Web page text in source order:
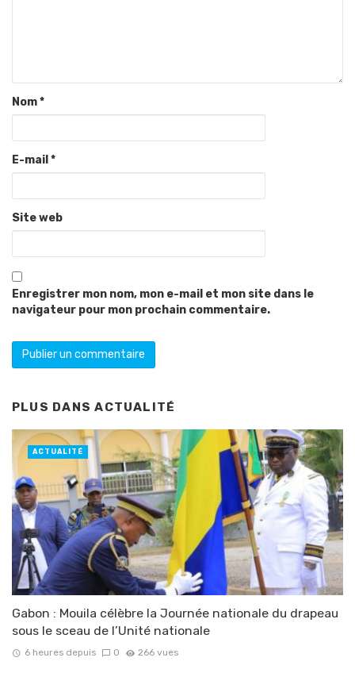
Nom*
E-mail *
Site web
Enregistrer mon nom, mon e-mail et mon site dans le
navigateur pour mon prochain commentaire.
PLUS DANSACTUALITÉ
Gabon : Mouila célèbre la Journée nationale du drapeau
sous le sceau de l’Unité nationale
6 heures depuis 0 266 vues
ACTUALITÉ